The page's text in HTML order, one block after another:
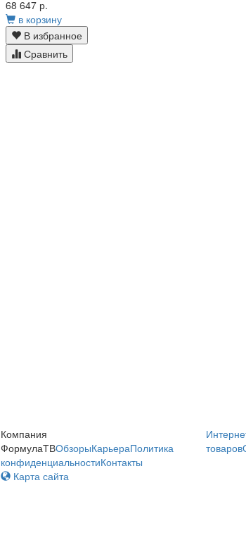
68 647 р.
в корзину
В избранное
Сравнить
Компания
ФормулаТВОбзорыКарьераПолитика
конфиденциальностиКонтакты
товаров
Карта сайта